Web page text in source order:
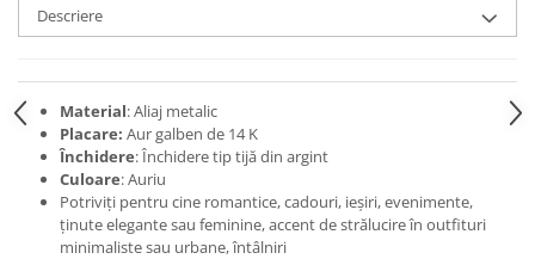
Descriere
Material: Aliaj metalic
Placare: Aur galben de 14 K
Închidere: Închidere tip tijă din argint
Culoare: Auriu
Potriviți pentru cine romantice, cadouri, ieșiri, evenimente,
ținute elegante sau feminine, accent de strălucire în outfituri
minimaliste sau urbane, întâlniri